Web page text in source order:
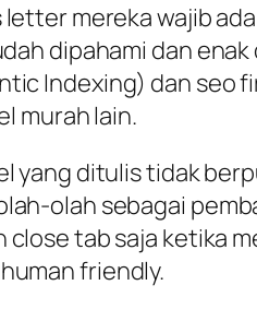
letter mereka wajib
dipahami dan
Indexing) dan seo
murah lain.
yang ditulis tidak
olah sebagai
close tab saja ketika
friendly.